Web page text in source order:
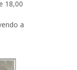
18,00
a